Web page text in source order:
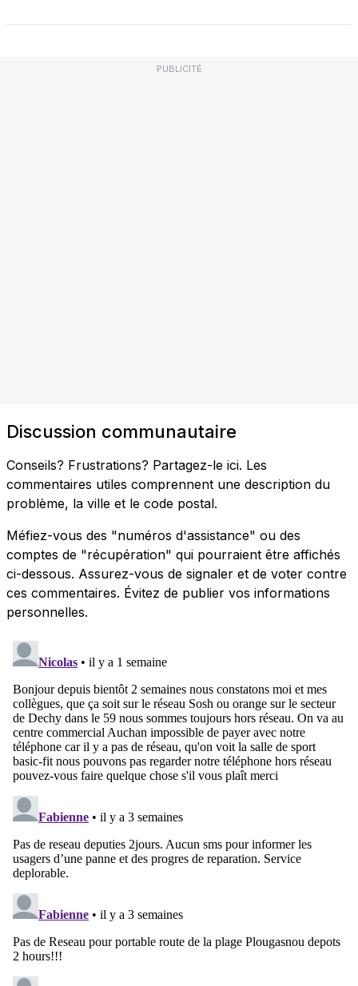
PUBLICITÉ
Discussion communautaire
Conseils? Frustrations? Partagez-le ici. Les
commentaires utiles comprennent une description du
problème, la ville et le code postal.
Méfiez-vous des "numéros d'assistance" ou des
comptes de "récupération" qui pourraient être affichés
ci-dessous. Assurez-vous de signaler et de voter contre
ces commentaires. Évitez de publier vos informations
personnelles.